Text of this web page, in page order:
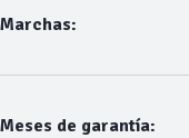
Marchas:
Meses de garantía: